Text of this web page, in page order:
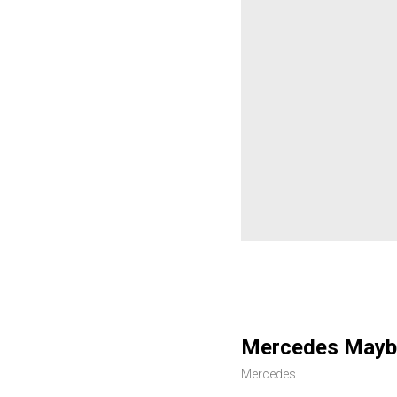
Mercedes
Mercedes